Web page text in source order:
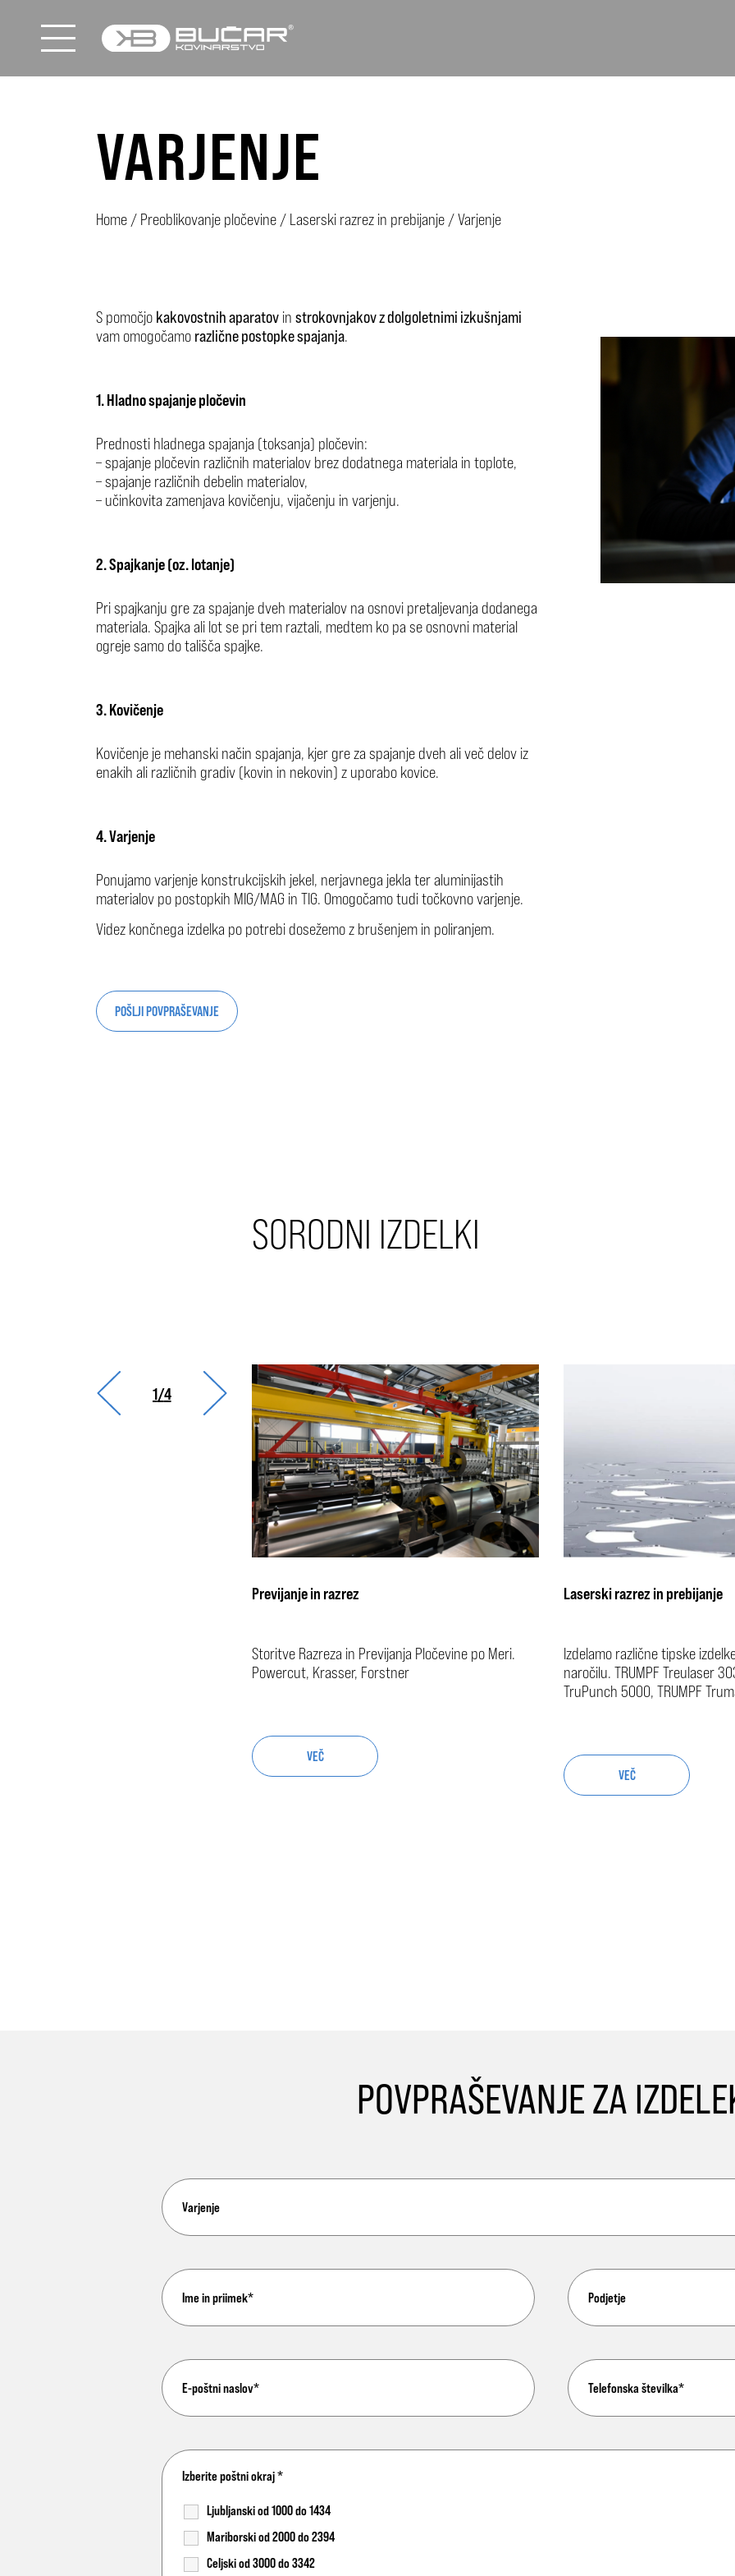
VARJENJE
Home / Preoblikovanje pločevine / Laserski razrez in prebijanje /Varjenje
S pomočjo kakovostnih aparatov in strokovnjakov z dolgoletnimi izkušnjami
vam omogočamo različne postopke spajanja.
1. Hladno spajanje pločevin
Prednosti hladnega spajanja (toksanja) pločevin:
– spajanje pločevin različnih materialov brez dodatnega materiala in toplote,
– spajanje različnih debelin materialov,
– učinkovita zamenjava kovičenju, vijačenju in varjenju.
2. Spajkanje (oz. lotanje)
Pri spajkanju gre za spajanje dveh materialov na osnovi pretaljevanja dodanega
materiala. Spajka ali lot se pri tem raztali, medtem ko pa se osnovni material
ogreje samo do tališča spajke.
3. Kovičenje
Kovičenje je mehanski način spajanja, kjer gre za spajanje dveh ali več delov iz
enakih ali različnih gradiv (kovin in nekovin) z uporabo kovice.
4. Varjenje
Ponujamo varjenje konstrukcijskih jekel, nerjavnega jekla ter aluminijastih
materialov po postopkih MIG/MAG in TIG. Omogočamo tudi točkovno varjenje.
Videz končnega izdelka po potrebi dosežemo z brušenjem in poliranjem.
POŠLJI POVPRAŠEVANJE
SORODNI IZDELKI
Previjanje in razrez
Storitve Razreza in Previjanja Pločevine po Meri.
Powercut, Krasser, Forstner
VEČ
Laserski razrez in prebijanje
Izdelamo različne tipske
naročilu. TRUMPF Treulaser
TruPunch 5000, TRUMPF
VEČ
1/4
POVPRAŠEVANJE ZA
Izberite poštni okraj*
Ljubljanski od 1000 do 1434
Mariborski od 2000 do 2394
Celjski od 3000 do 3342